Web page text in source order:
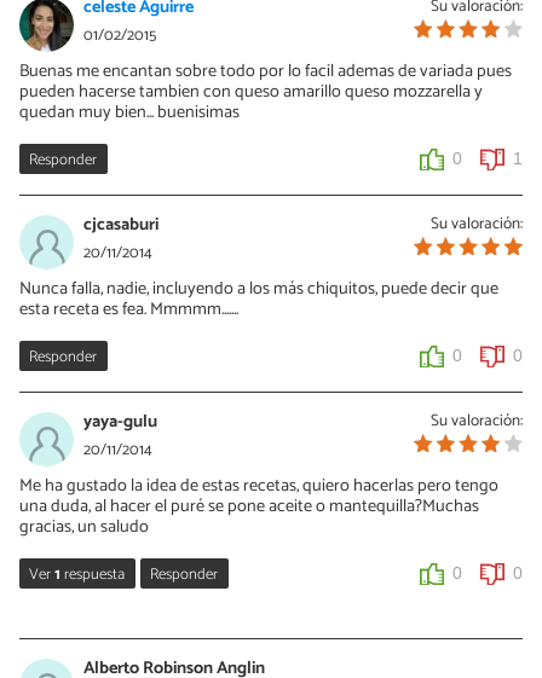
Su valoración:
celeste Aguirre
01/02/2015
Buenas me encantan sobre todo por lo facil ademas de variada pues
pueden hacerse tambien con queso amarillo queso mozzarella y
quedan muy bien... buenisimas
Responder 0 1
Su valoración:
cjcasaburi
20/11/2014
Nunca falla, nadie, incluyendo a los más chiquitos, puede decir que
esta receta es fea. Mmmmm.......
Responder 0 0
Su valoración:
yaya-gulu
20/11/2014
Me ha gustado la idea de estas recetas, quiero hacerlas pero tengo
una duda, al hacer el puré se pone aceite o mantequilla?Muchas
gracias, un saludo
Ver1respuesta Responder 0 0
10/01/2020
Alberto Robinson Anglin